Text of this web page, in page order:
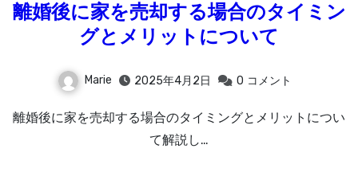
離婚後に家を売却する場合のタイミン
グとメリットについて
Marie 2025年4月2日 0 コメント
離婚後に家を売却する場合のタイミングとメリットについ
て解説し…